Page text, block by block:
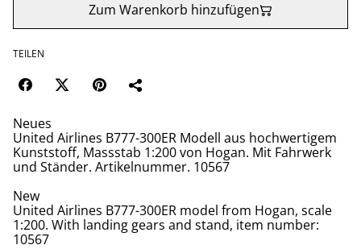
Zum Warenkorb hinzufügen
TEILEN
Neues
United Airlines B777-300ER Modell aus hochwertigem
Kunststoff, Massstab 1:200 von Hogan. Mit Fahrwerk
und Ständer. Artikelnummer. 10567
New
United Airlines B777-300ER model from Hogan, scale
1:200. With landing gears and stand, item number:
10567